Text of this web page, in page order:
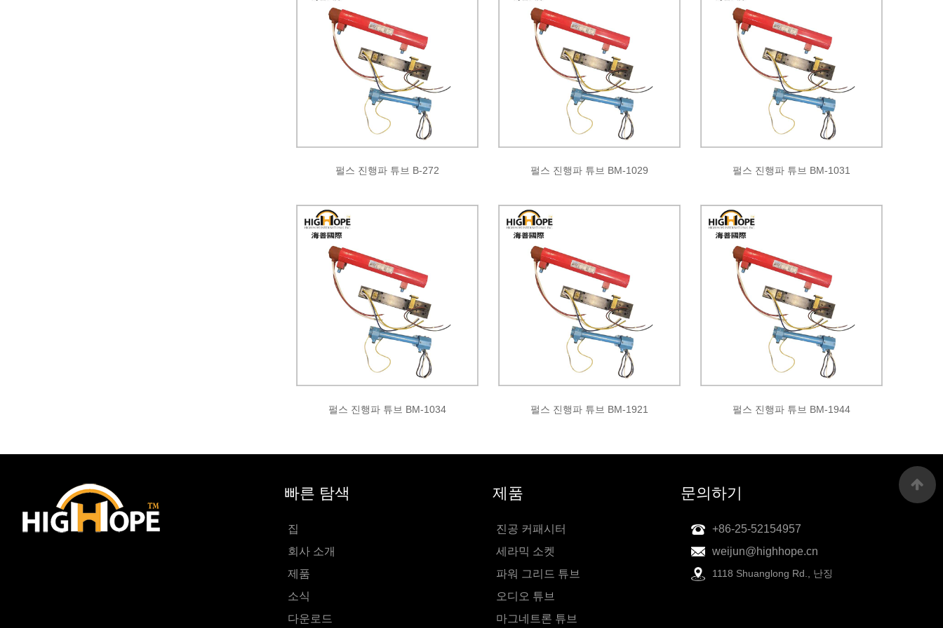
펄스 진행파 튜브 B-272 펄스 진행파 튜브 BM-1029 펄스 진행파 튜브 BM-1031
펄스 진행파 튜브 BM-1034 펄스 진행파 튜브 BM-1921 펄스 진행파 튜브 BM-1944
빠른 탐색
집
회사 소개
제품
소식
다운로드
제품
진공 커패시터
세라믹 소켓
파워 그리드 튜브
오디오 튜브
마그네트론 튜브
문의하기
+86-25-52154957
weijun@highhope.cn
1118 Shuanglong Rd., 난징